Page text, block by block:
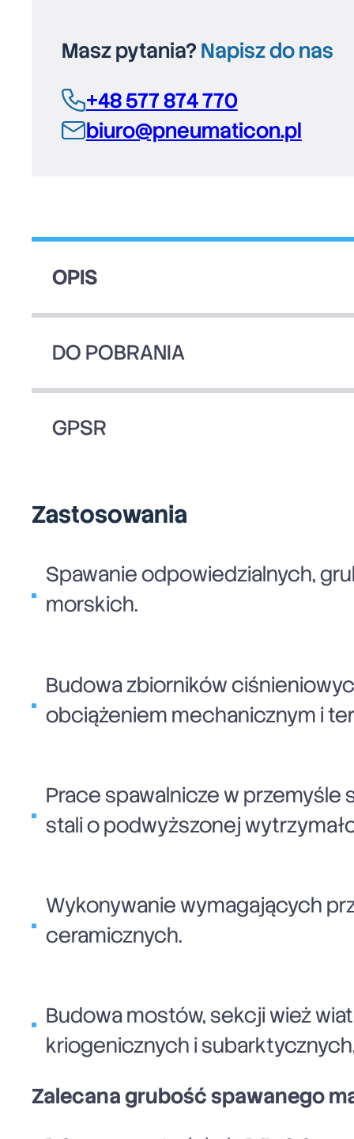
Masz pytania? Napisz do nas
+48 577 874 770
biuro@pneumaticon.pl
OPIS
DO POBRANIA
GPSR
Zastosowania
Spawanie odpowiedzialnych,
morskich.
Budowa zbiorników
obciążeniem mechanicznym i
Prace spawalnicze w
stali o podwyższonej
Wykonywanie wymagających
ceramicznych.
Budowa mostów, sekcji wież
kriogenicznych i
Zalecana grubość spawanego